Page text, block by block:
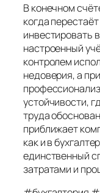
В конечном
когда
инвестировать
настроенный
контролем
недоверия, а
устойчивости,
труда
приближает
как и в
единственный
затратами и